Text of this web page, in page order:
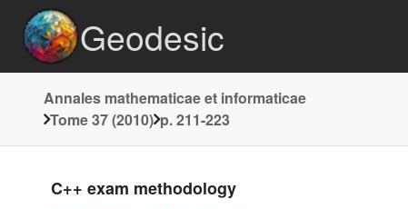
Geodesic
Annales mathematicae et informaticae
Tome 37 (2010) p. 211-223
C++ exam methodology